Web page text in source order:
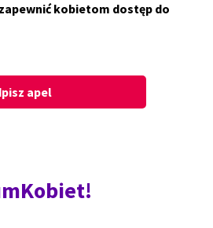
kobietom dostęp do
apel